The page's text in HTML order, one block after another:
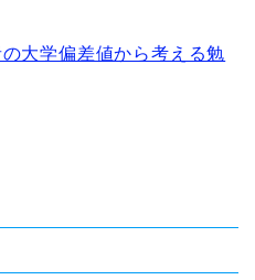
大学偏差値から考える勉